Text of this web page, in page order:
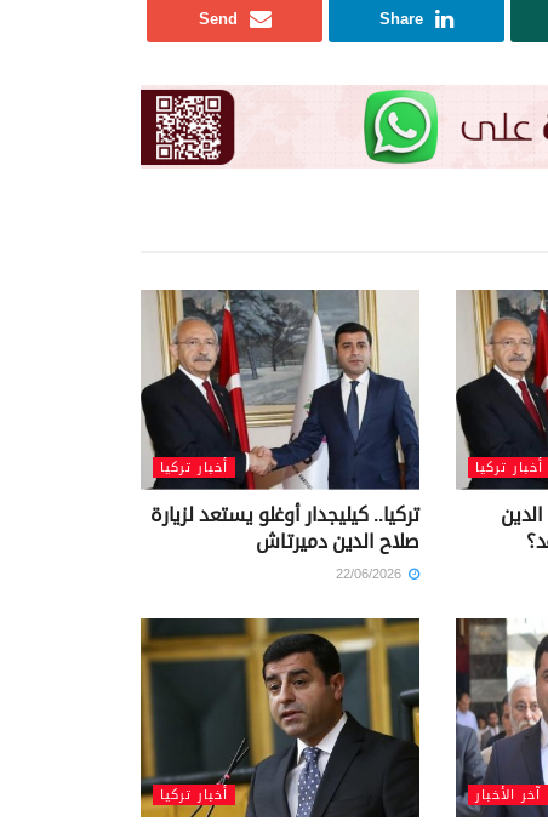
Share
Send
أخبار تركيا أخبار تركيا
تركيا.. كيليجدار أوغلو يستعد لزيارة
صلاح الدين دميرتاش
آخر الأخبار أخبار تركيا